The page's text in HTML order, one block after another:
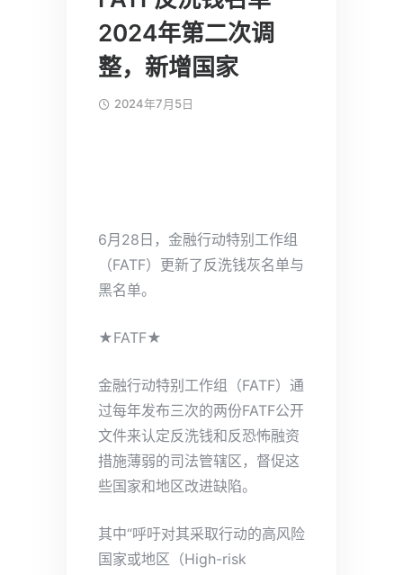
2024年第二次调
整，新增国家
2024年7月5日
6月28日，金融行动特别工作组
（FATF）更新了反洗钱灰名单与
黑名单。
★FATF★
金融行动特别工作组（FATF）通
过每年发布三次的两份FATF公开
文件来认定反洗钱和反恐怖融资
措施薄弱的司法管辖区，督促这
些国家和地区改进缺陷。
其中“呼吁对其采取行动的高风险
国家或地区（High-risk